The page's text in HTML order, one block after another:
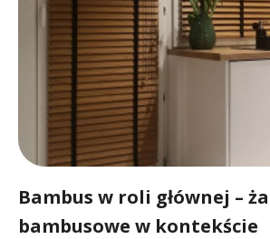
Bambus w roli głównej –
bambusowe w kontekście